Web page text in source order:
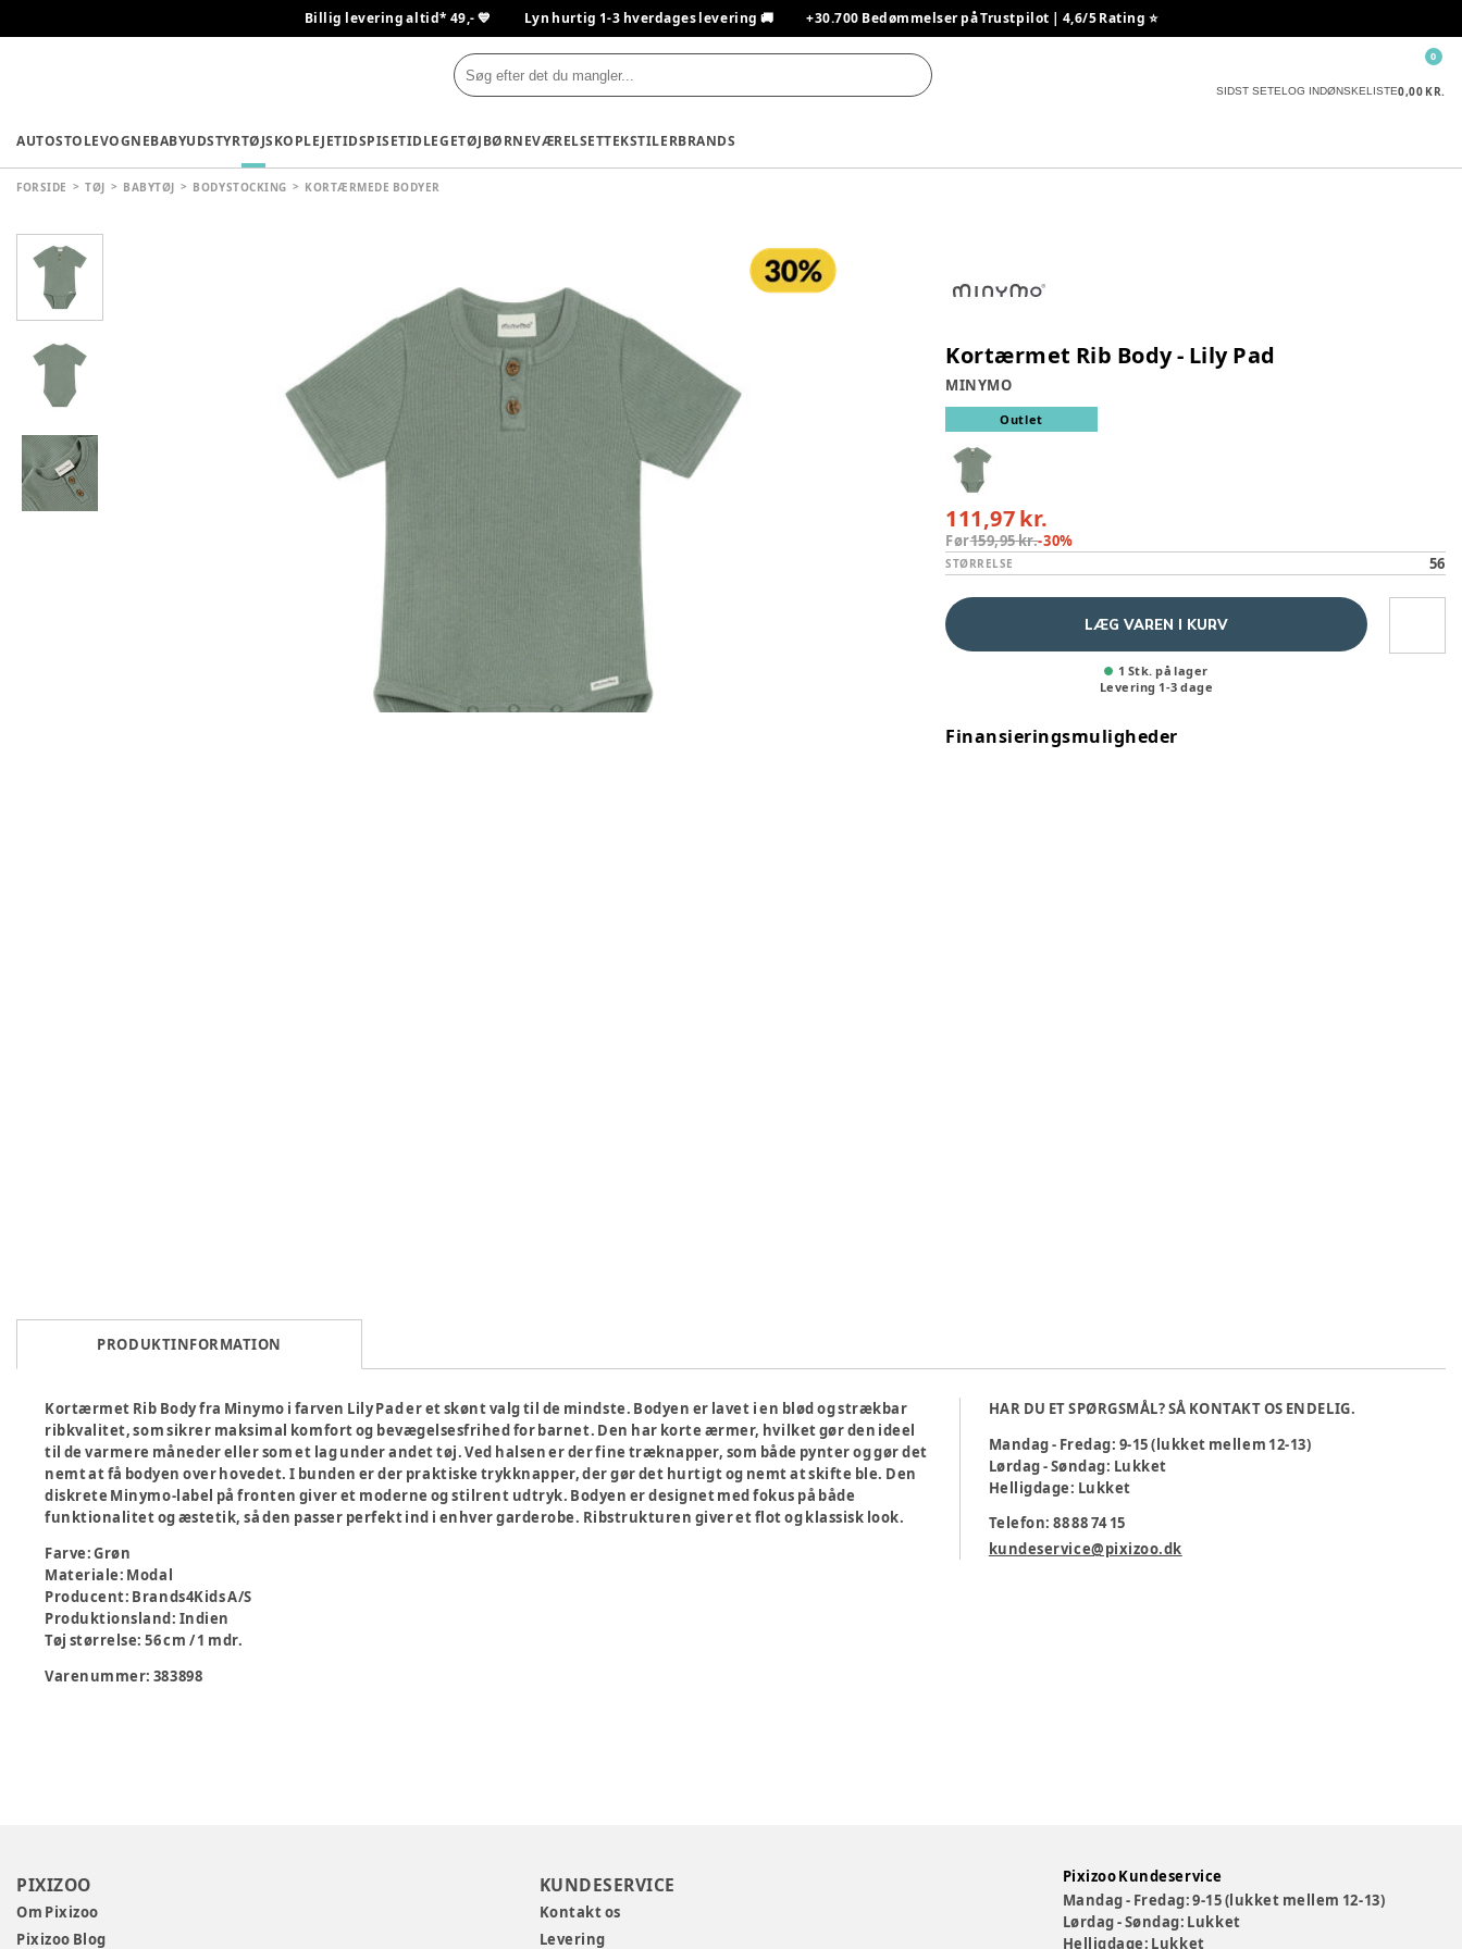
Billig levering altid* 49,- 💙 Lyn hurtig 1-3 hverdages levering 🚚 +30.700 Bedømmelser på Trustpilot | 4,6/5 Rating ⭐️
SIDST SETELOG INDØNSKELISTE0,00 KR.
0
AUTOSTOLEVOGNEBABYUDSTYRTØJSKOPLEJETIDSPISETIDLEGETØJBØRNEVÆRELSETTEKSTILERBRANDS
FORSIDE TØJ BABYTØJ BODYSTOCKING KORTÆRMEDE BODYER
Kortærmet Rib Body - Lily Pad
MINYMO
Outlet
111,97 kr.
Før159,95 kr.-30%
STØRRELSE 56
LÆG VAREN I KURV
1 Stk. på lager
Levering 1-3 dage
Finansieringsmuligheder
PRODUKTINFORMATION
Kortærmet Rib Body fra Minymo i farven Lily Pad er et skønt valg til de mindste. Bodyen er lavet i en blød og strækbar
ribkvalitet, som sikrer maksimal komfort og bevægelsesfrihed for barnet. Den har korte ærmer, hvilket gør den ideel
til de varmere måneder eller som et lag under andet tøj. Ved halsen er der fine træknapper, som både pynter og gør det
nemt at få bodyen over hovedet. I bunden er der praktiske trykknapper, der gør det hurtigt og nemt at skifte ble. Den
diskrete Minymo-label på fronten giver et moderne og stilrent udtryk. Bodyen er designet med fokus på både
funktionalitet og æstetik, så den passer perfekt ind i enhver garderobe. Ribstrukturen giver et flot og klassisk look.
Farve:Grøn
Materiale: Modal
Producent: Brands4Kids A/S
Produktionsland: Indien
Tøj størrelse:56 cm / 1 mdr.
Varenummer: 383898
HAR DU ET SPØRGSMÅL? SÅ KONTAKT OS ENDELIG.
Mandag - Fredag: 9-15 (lukket mellem 12-13)
Lørdag - Søndag: Lukket
Helligdage: Lukket
Telefon: 88 88 74 15
kundeservice@pixizoo.dk
PIXIZOO
Om Pixizoo
Pixizoo Blog
KUNDESERVICE
Kontakt os
Levering
Pixizoo Kundeservice
Mandag - Fredag: 9-15 (lukket mellem 12-13)
Lørdag - Søndag: Lukket
Helligdage: Lukket